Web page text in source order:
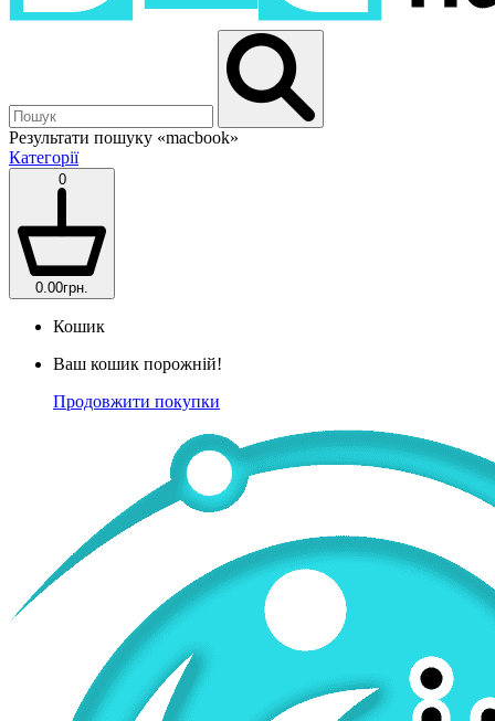
Результати пошуку «macbook»
Категорії
0
0.00грн.
Кошик
Ваш кошик порожній!
Продовжити покупки